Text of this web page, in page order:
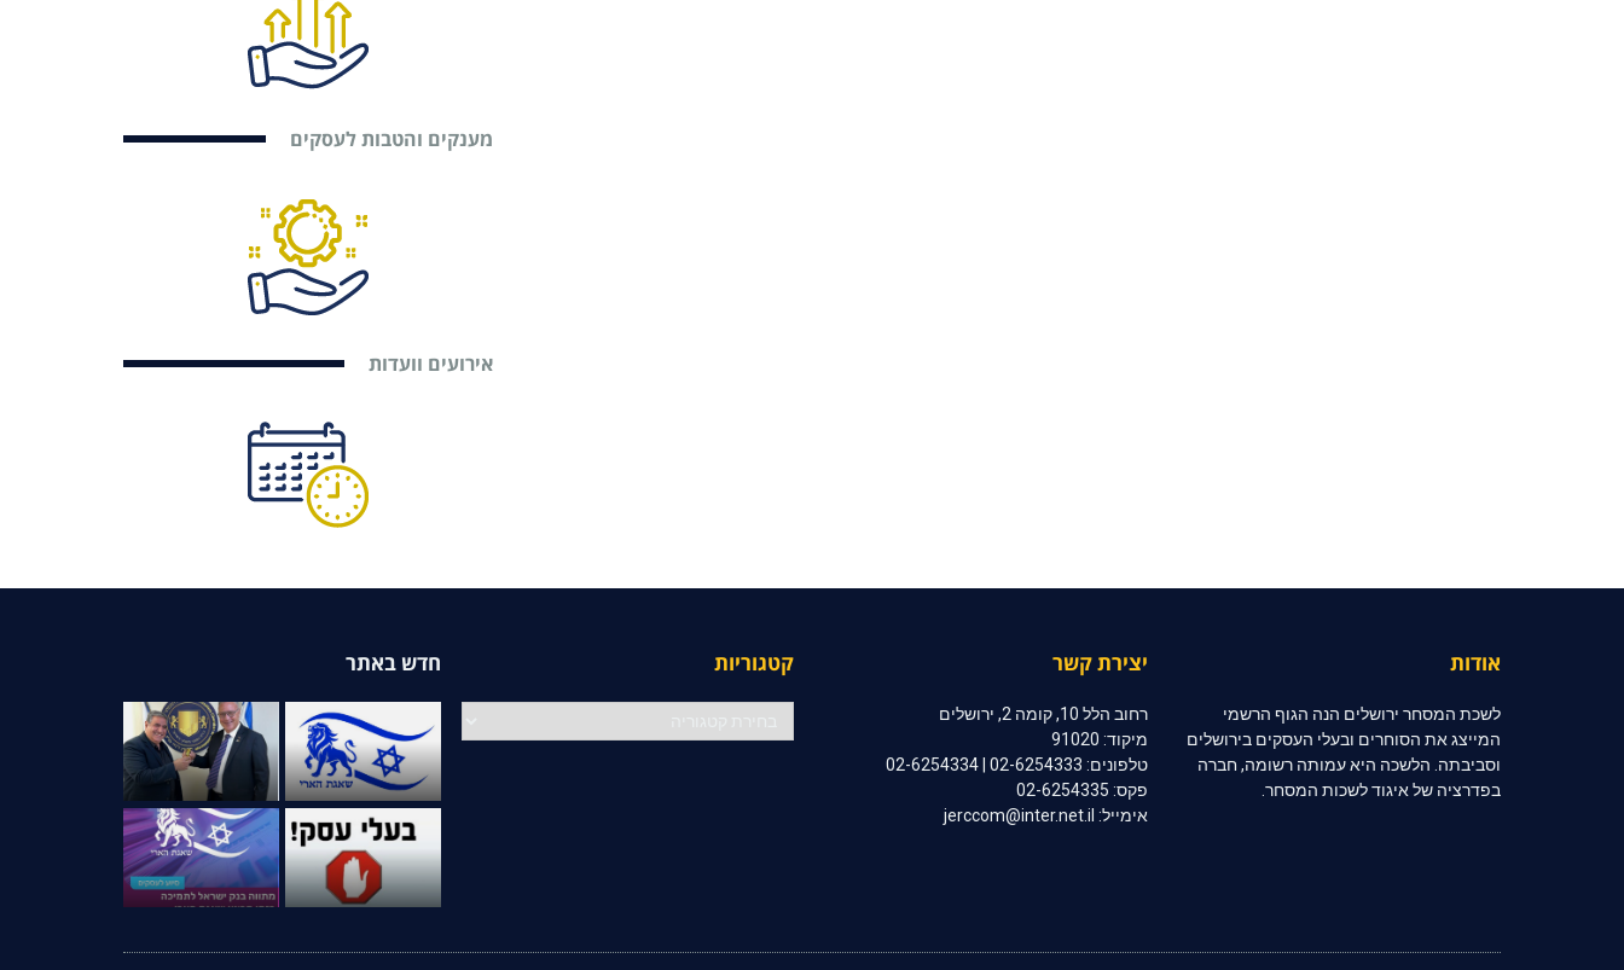
מענקים והטבות לעסקים
אירועים וועדות
אודות
לשכת המסחר ירושלים הנה הגוף הרשמי
המייצג את הסוחרים ובעלי העסקים בירושלים
וסביבתה. הלשכה היא עמותה רשומה, חברה
בפדרציה של איגוד לשכות המסחר.
יצירת קשר
רחוב הלל 10, קומה 2, ירושלים
מיקוד: 91020
טלפונים: 02-6254333 | 02-6254334
פקס: 02-6254335
אימייל: jerccom@inter.net.il
קטגוריות חדש באתר